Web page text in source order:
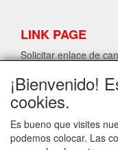
LINK PAGE
Solicitar enlace de
INFORMACIÓN
Solicitar enlace de
¡Bienvenido!
cookies.
Es bueno que visites
podemos colocar. Las